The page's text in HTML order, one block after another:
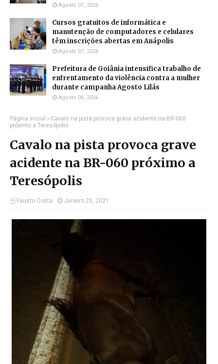
Agosto 07, 2026
Cursos gratuitos de informática e
manutenção de computadores e celulares
têm inscrições abertas em Anápolis
Agosto 07, 2026
Prefeitura de Goiânia intensifica trabalho de
enfrentamento da violência contra a mulher
durante campanha Agosto Lilás
Agosto 06, 2026
Página inicial
Cavalo na pista provoca grave acidente na BR-060
próximo a Teresópolis
Cavalo na pista provoca grave
acidente na BR-060 próximo a
Teresópolis
Fausto Costa Janeiro 25, 2021